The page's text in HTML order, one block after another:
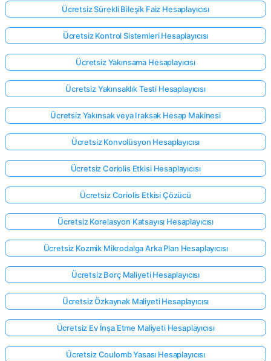
Ücretsiz Sürekli Bileşik Faiz Hesaplayıcısı
Ücretsiz Kontrol Sistemleri Hesaplayıcısı
Ücretsiz Yakınsama Hesaplayıcısı
Ücretsiz Yakınsaklık Testi Hesaplayıcısı
Ücretsiz Yakınsak veya Iraksak Hesap Makinesi
Ücretsiz Konvolüsyon Hesaplayıcısı
Ücretsiz Coriolis Etkisi Hesaplayıcısı
Ücretsiz Coriolis Etkisi Çözücü
Ücretsiz Korelasyon Katsayısı Hesaplayıcısı
Ücretsiz Kozmik Mikrodalga Arka Plan Hesaplayıcısı
Ücretsiz Borç Maliyeti Hesaplayıcısı
Ücretsiz Özkaynak Maliyeti Hesaplayıcısı
Ücretsiz Ev İnşa Etme Maliyeti Hesaplayıcısı
Ücretsiz Coulomb Yasası Hesaplayıcısı